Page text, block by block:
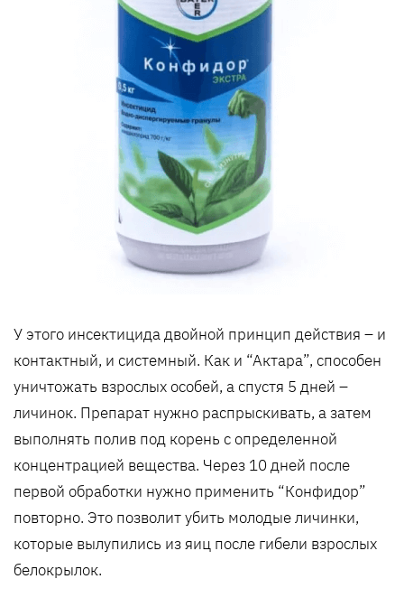
У этого инсектицида двойной принцип действия – и
контактный, и системный. Как и “Актара”, способен
уничтожать взрослых особей, а спустя 5 дней –
личинок. Препарат нужно распрыскивать, а затем
выполнять полив под корень с определенной
концентрацией вещества. Через 10 дней после
первой обработки нужно применить “Конфидор”
повторно. Это позволит убить молодые личинки,
которые вылупились из яиц после гибели взрослых
белокрылок.